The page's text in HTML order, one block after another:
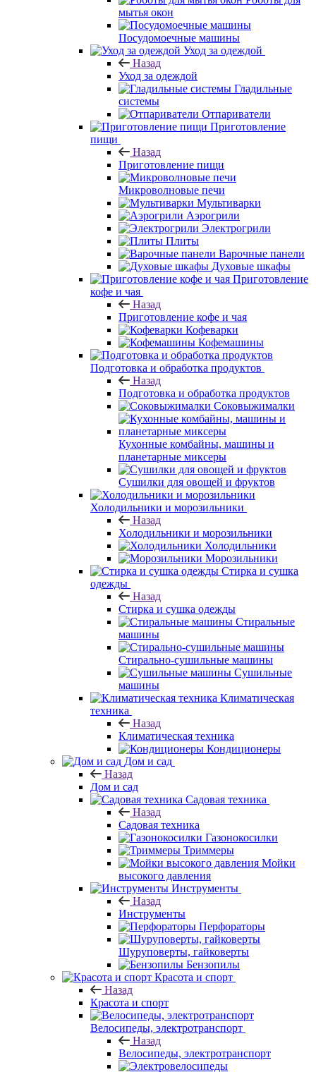
мытья окон
Посудомоечные машины
Уход за одеждой
Назад
Уход за одеждой
Гладильные
системы
Отпариватели
Приготовление
пищи
Назад
Приготовление пищи
Микроволновые печи
Мультиварки
Аэрогрили
Электрогрили
Плиты
Варочные панели
Духовые шкафы
Приготовление
кофе и чая
Назад
Приготовление кофе и чая
Кофеварки
Кофемашины
Подготовка и обработка продуктов
Назад
Подготовка и обработка продуктов
Соковыжималки
Кухонные комбайны, машины и
планетарные миксеры
Сушилки для овощей и фруктов
Холодильники и морозильники
Назад
Холодильники и морозильники
Холодильники
Морозильники
Стирка и сушка
одежды
Назад
Стирка и сушка одежды
Стиральные
машины
Стирально-сушильные машины
Сушильные
машины
Климатическая
техника
Назад
Климатическая техника
Кондиционеры
Дом и сад
Назад
Дом и сад
Садовая техника
Назад
Садовая техника
Газонокосилки
Триммеры
Мойки
высокого давления
Инструменты
Назад
Инструменты
Перфораторы
Шуруповерты, гайковерты
Бензопилы
Красота и спорт
Назад
Красота и спорт
Велосипеды, электротранспорт
Назад
Велосипеды, электротранспорт